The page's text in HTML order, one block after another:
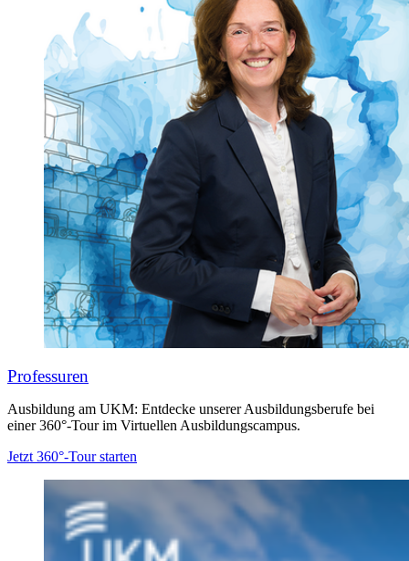
Professuren
Ausbildung am UKM: Entdecke unserer Ausbildungsberufe bei
einer 360°-Tour im Virtuellen Ausbildungscampus.
Jetzt 360°-Tour starten